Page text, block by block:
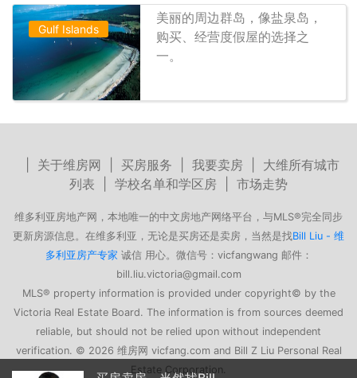
Gulf Islands
美丽的周边群岛，像盐泉岛，
购买、经营度假屋的选择之
一。
关于维房网 买房服务 我要卖房
大维所有城市
列表
学校名单和学区房 市场走势
维多利亚房地产网，本地唯一的中文房地产网络平台，与MLS®完全同步
更新房源信息。在维多利亚，无论是买房还是卖房，当然是找Bill Liu - 维
多利亚房产专家 诚信 用心。微信号：vicfangwang 邮件：
bill.liu.victoria@gmail.com
MLS® property information is provided under copyright© by the
Victoria Real Estate Board. The information is from sources deemed
reliable, but should not be relied upon without independent
verification. © 2026 维房网 vicfang.com and Bill Z Liu Personal Real
Estate Corporation.